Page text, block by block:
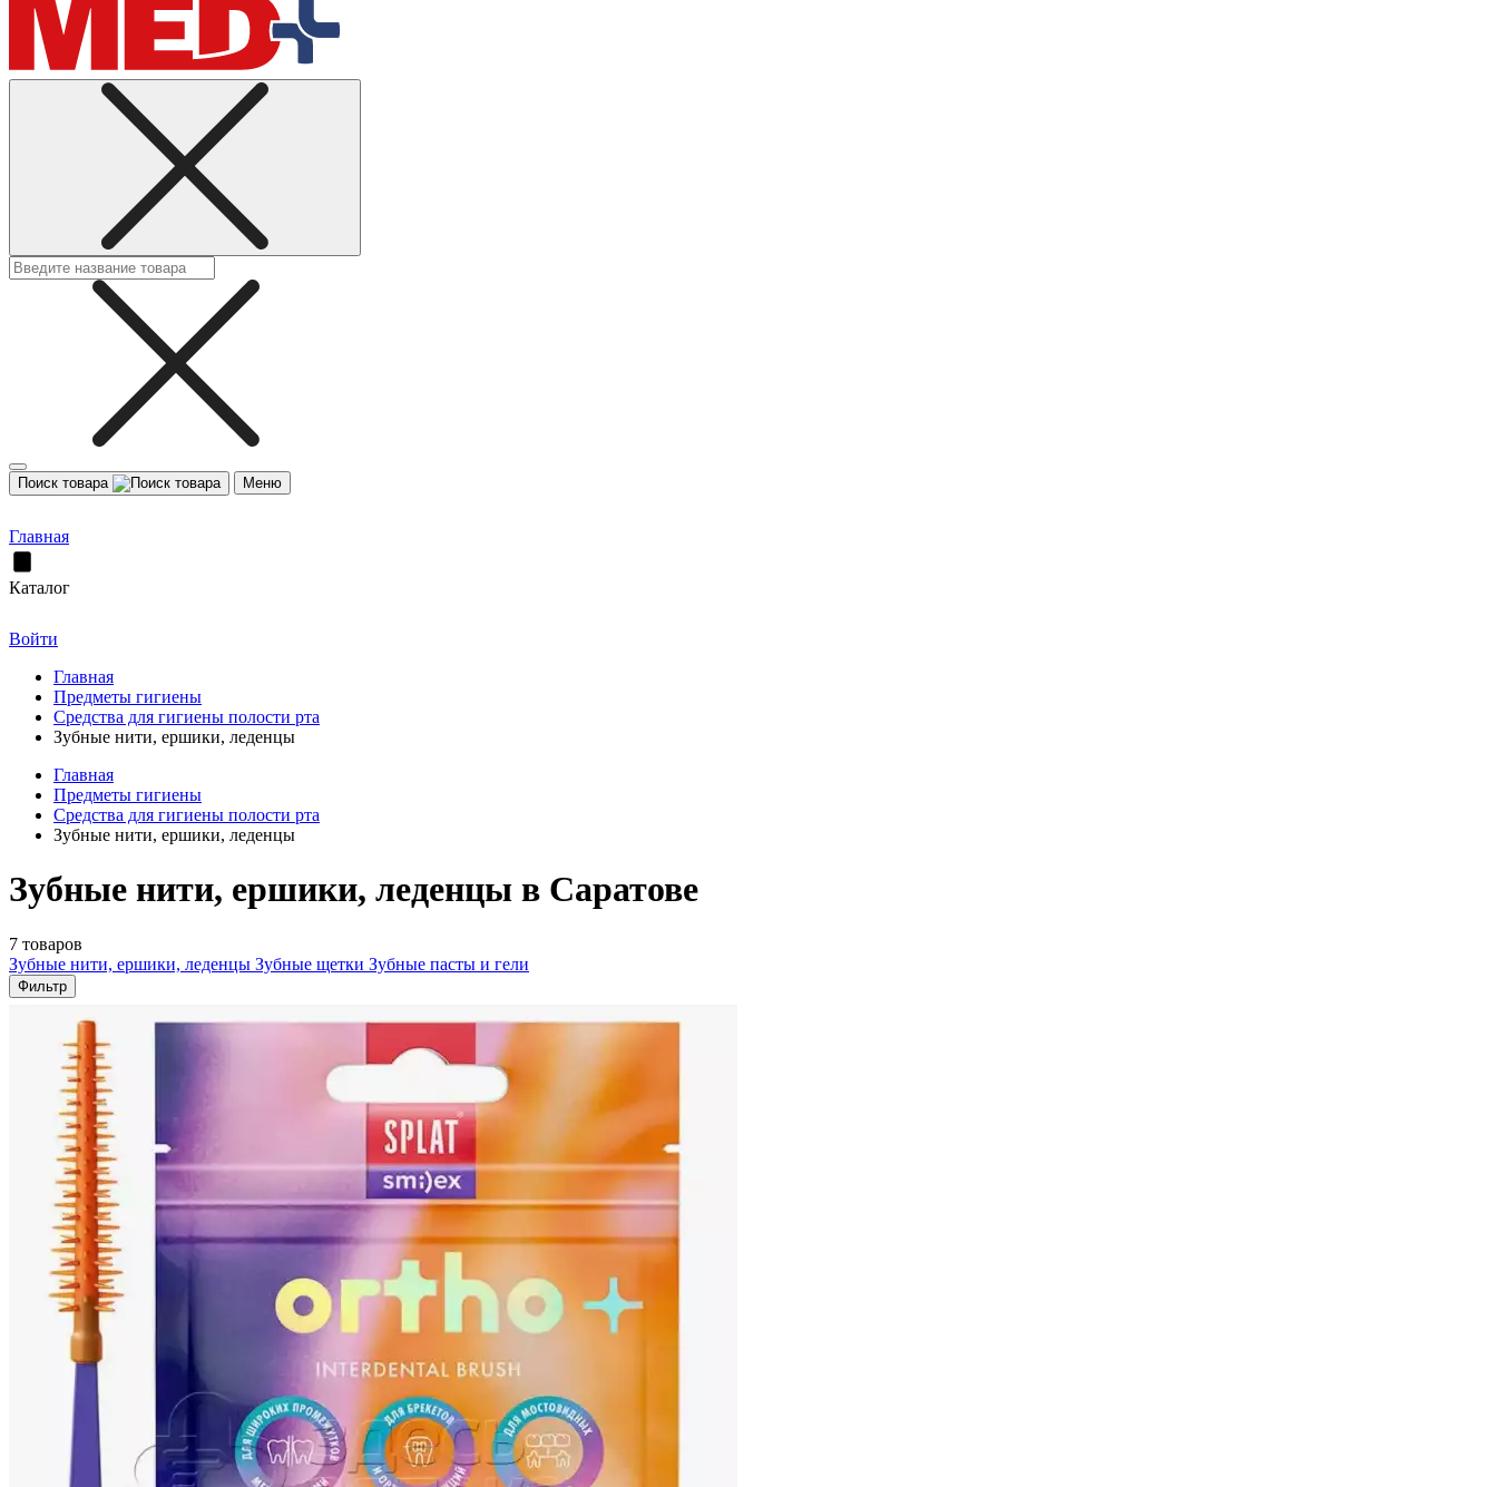
Поиск товара Меню
Главная
Каталог
Войти
Главная
Предметы гигиены
Средства для гигиены полости рта
Зубные нити, ершики, леденцы
Главная
Предметы гигиены
Средства для гигиены полости рта
Зубные нити, ершики, леденцы
Зубные нити, ершики, леденцы в Саратове
7 товаров
Зубные нити, ершики, леденцы Зубные щетки Зубные пасты и гели
Фильтр